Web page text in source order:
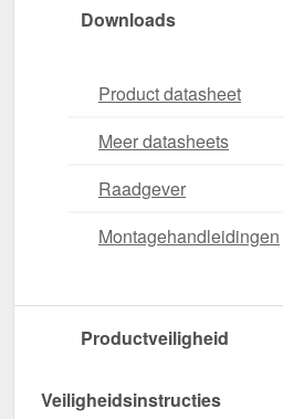
Downloads
Product datasheet
Meer datasheets
Raadgever
Montagehandleidingen
Productveiligheid
Veiligheidsinstructies